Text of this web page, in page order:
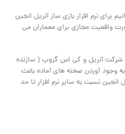
برای نرم افزار بازی ساز آنریل انجین
واقعیت مجازی برای معماران می
شرکت آنریل و کی اس گروپ ( سازنده
وجود آوردن صحنه های آماده باعث
نسبت به سایر نرم افزار تا حد